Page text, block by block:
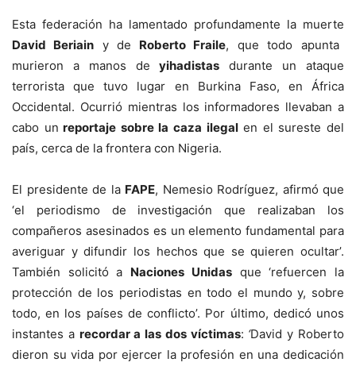
Esta federación ha lamentado profundamente la muerte
David Beriain y de Roberto Fraile, que todo apunta
murieron a manos deyihadistas durante un ataque
terrorista que tuvo lugar en Burkina Faso, en África
Occidental. Ocurrió mientras los informadores llevaban a
cabo un reportaje sobre la caza ilegalen el sureste del
país, cerca de la frontera con Nigeria.
El presidente de la FAPE, Nemesio Rodríguez, afirmó que
‘el periodismo de investigación que realizaban los
compañeros asesinados es un elemento fundamental para
averiguar y difundir los hechos que se quieren ocultar’.
También solicitó a Naciones Unidasque ‘refuercen la
protección de los periodistas en todo el mundo y, sobre
todo, en los países de conflicto’. Por último, dedicó unos
instantes a recordar a las dos víctimas: ‘David y Roberto
dieron su vida por ejercer la profesión en una dedicación